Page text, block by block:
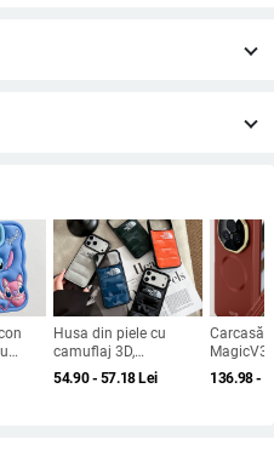
Husa din piele cu
camuflaj 3D,
căptușeală din
bumbac, stil jachetă
54.90 - 57.18Lei
Carcasă
MagicV3
de piele
136.98 -